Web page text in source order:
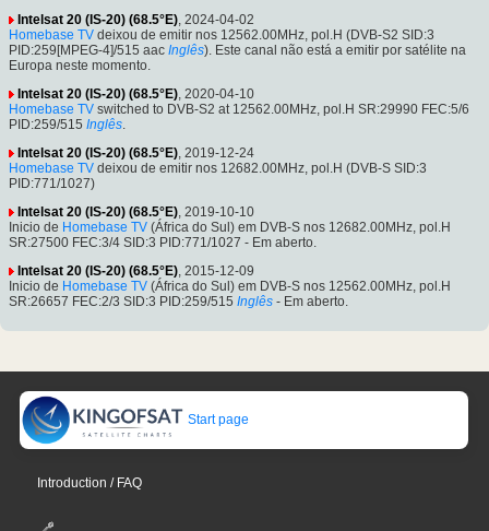
Intelsat 20 (IS-20) (68.5°E) , 2024-04-02
Homebase TV deixou de emitir nos 12562.00MHz, pol.H (DVB-S2 SID:3
PID:259[MPEG-4]/515 aac Inglês). Este canal não está a emitir por satélite na
Europa neste momento.
Intelsat 20 (IS-20) (68.5°E) , 2020-04-10
Homebase TV switched to DVB-S2 at 12562.00MHz, pol.H SR:29990 FEC:5/6
PID:259/515 Inglês
Intelsat 20 (IS-20) (68.5°E) , 2019-12-24
Homebase TV deixou de emitir nos 12682.00MHz, pol.H (DVB-S SID:3
PID:771/1027)
Intelsat 20 (IS-20) (68.5°E) , 2019-10-10
Inicio de Homebase TV (África do Sul) em DVB-S nos 12682.00MHz, pol.H
SR:27500 FEC:3/4 SID:3 PID:771/1027 - Em aberto.
Intelsat 20 (IS-20) (68.5°E) , 2015-12-09
Inicio de Homebase TV (África do Sul) em DVB-S nos 12562.00MHz, pol.H
SR:26657 FEC:2/3 SID:3 PID:259/515 Inglês - Em aberto.
Start page
Introduction / FAQ